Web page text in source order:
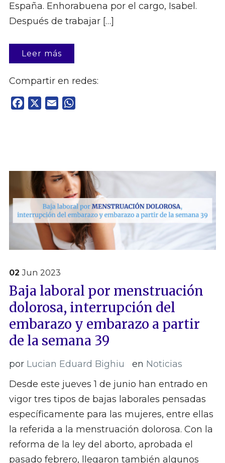
España. Enhorabuena por el cargo, Isabel.
Después de trabajar […]
Leer más
Compartir en redes:
Facebook Email
02 Jun 2023
Baja laboral por menstruación
dolorosa, interrupción del
embarazo y embarazo a partir
de la semana 39
por Lucian Eduard Bighiu en Noticias
Desde este jueves 1 de junio han entrado en
vigor tres tipos de bajas laborales pensadas
específicamente para las mujeres, entre ellas
la referida a la menstruación dolorosa. Con la
reforma de la ley del aborto, aprobada el
pasado febrero, llegaron también algunos